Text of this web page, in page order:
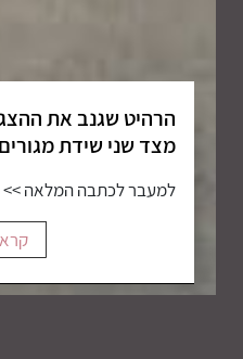
הרהיט שגנב את
מצד שני שידת מגורים
למעבר לכתבה המלאה >>